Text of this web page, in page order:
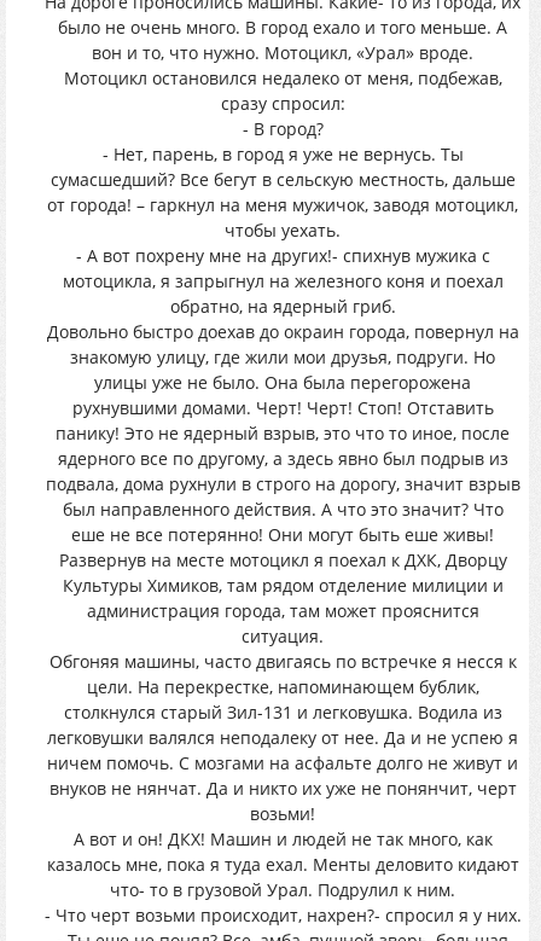
было не очень много. В город ехало и того меньше. А
вон и то, что нужно. Мотоцикл, «Урал» вроде.
Мотоцикл остановился недалеко от меня, подбежав,
сразу спросил:
- В город?
- Нет, парень, в город я уже не вернусь. Ты
сумасшедший? Все бегут в сельскую местность, дальше
от города! – гаркнул на меня мужичок, заводя мотоцикл,
чтобы уехать.
- А вот похрену мне на других!- спихнув мужика с
мотоцикла, я запрыгнул на железного коня и поехал
обратно, на ядерный гриб.
Довольно быстро доехав до окраин города, повернул на
знакомую улицу, где жили мои друзья, подруги. Но
улицы уже не было. Она была перегорожена
рухнувшими домами. Черт! Черт! Стоп! Отставить
панику! Это не ядерный взрыв, это что то иное, после
ядерного все по другому, а здесь явно был подрыв из
подвала, дома рухнули в строго на дорогу, значит взрыв
был направленного действия. А что это значит? Что
еше не все потерянно! Они могут быть еше живы!
Развернув на месте мотоцикл я поехал к ДХК, Дворцу
Культуры Химиков, там рядом отделение милиции и
администрация города, там может прояснится
ситуация.
Обгоняя машины, часто двигаясь по встречке я несся к
цели. На перекрестке, напоминающем бублик,
столкнулся старый Зил-131 и легковушка. Водила из
легковушки валялся неподалеку от нее. Да и не успею я
ничем помочь. С мозгами на асфальте долго не живут и
внуков не нянчат. Да и никто их уже не понянчит, черт
возьми!
А вот и он! ДКХ! Машин и людей не так много, как
казалось мне, пока я туда ехал. Менты деловито кидают
что- то в грузовой Урал. Подрулил к ним.
- Что черт возьми происходит, нахрен?- спросил я у них.